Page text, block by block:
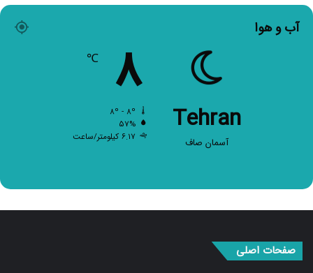
آب و هوا
Tehran
آسمان صاف
۸
۵۷%
۶.۱۷ کیلومتر/ساعت
صفحه اصلی